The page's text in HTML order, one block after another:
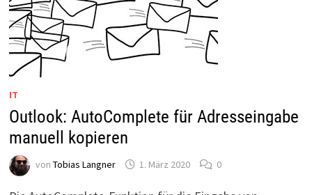
IT
Outlook: AutoComplete für Adresseingabe
manuell kopieren
von Tobias Langner 1. März 2020 0